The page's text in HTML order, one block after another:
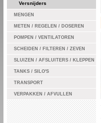
Versnijders
MENGEN
METEN / REGELEN / DOSEREN
POMPEN / VENTILATOREN
SCHEIDEN / FILTEREN / ZEVEN
SLUIZEN / AFSLUITERS / KLEPPEN
TANKS / SILO'S
TRANSPORT
VERPAKKEN / AFVULLEN